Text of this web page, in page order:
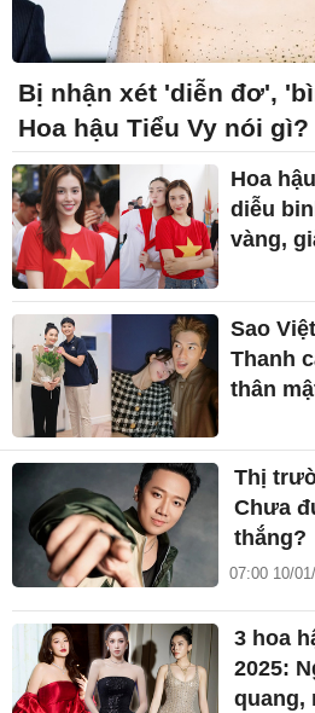
Bị nhận xét 'diễn đơ',
Hoa hậu Tiểu Vy nói gì?
Hoa
diễu
vàng,
Sao
Thanh
thân
Thị
Chưa
thắng?
07:00 10/
3 hoa
2025:
quang,